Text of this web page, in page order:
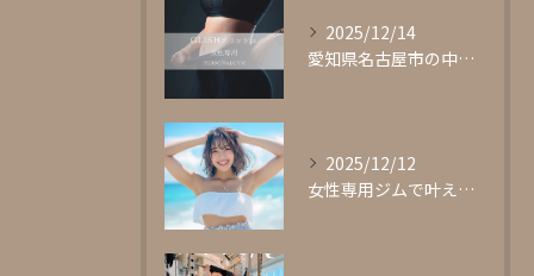
2025/12/14
愛知県名古屋市の中心部に位置する女性専用パーソナルジムgli...
2025/12/12
女性専用ジムで叶える理想の体型作り